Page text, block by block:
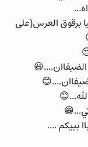
برقوق العرس(على